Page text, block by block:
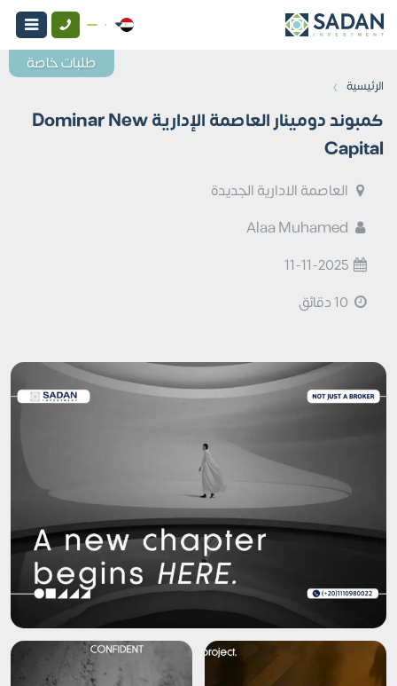
الرئيسية ›
كمبوند دومينار العاصمة الإدارية Dominar New
Capital
العاصمة الادارية الجديدة
11-11-2025
طلبات خاصة